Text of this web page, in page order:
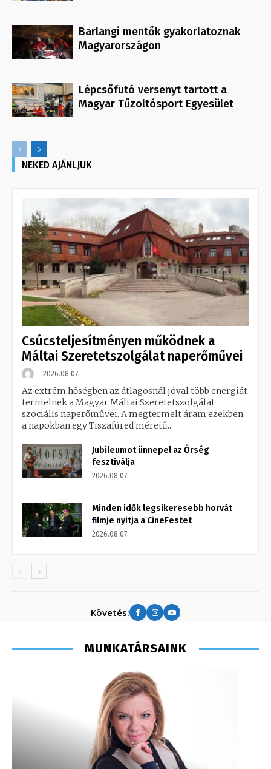
Barlangi mentők gyakorlatoznak
Magyarországon
Lépcsőfutó versenyt tartott a
Magyar Tűzoltósport Egyesület
NEKED AJÁNLJUK
Csúcsteljesítményen működnek a
Máltai Szeretetszolgálat naperőművei
2026.08.07.
Az extrém hőségben az átlagosnál jóval több energiát
termelnek a Magyar Máltai Szeretetszolgálat
szociális naperőművei. A megtermelt áram ezekben
a napokban egy Tiszafüred méretű...
Jubileumot ünnepel az Őrség
fesztiválja
2026.08.07.
Minden idők legsikeresebb horvát
filmje nyitja a CineFestet
2026.08.07.
Követés:
MUNKATÁRSAINK